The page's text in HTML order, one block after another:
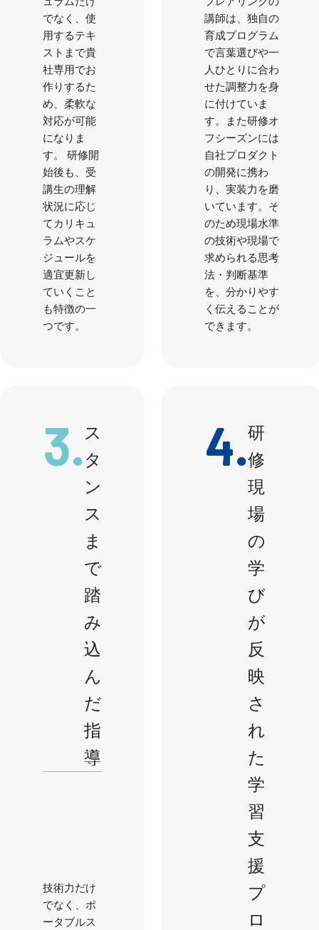
でなく、使
用するテキ
ストまで貴
社専用でお
作りするた
め、柔軟な
対応が可能
になりま
す。 研修開
始後も、受
講生の理解
状況に応じ
てカリキュ
ラムやスケ
ジュールを
適宜更新し
ていくこと
も特徴の一
つです。
講師は、独自の
育成プログラム
で言葉選びや一
人ひとりに合わ
せた調整力を身
に付けていま
す。また研修オ
フシーズンには
自社プロダクト
の開発に携わ
り、実装力を磨
いています。そ
のため現場水準
の技術や現場で
求められる思考
法・判断基準
を、分かりやす
く伝えることが
できます。
3. ス
タ
ン
ス
ま
で
踏
み
込
ん
だ
指
導
技術力だけ
でなく、ポ
ータブルス
4.研
修
現
場
の
学
び
が
反
映
さ
れ
た
学
習
支
援
プ
ロ